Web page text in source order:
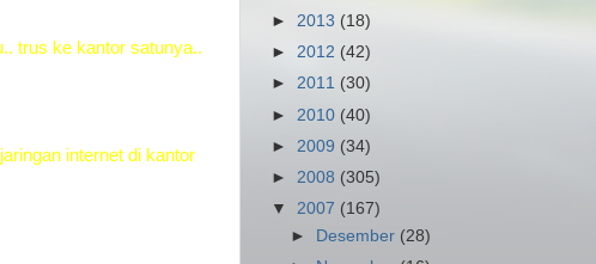
trus ke kantor satunya..
internet di kantor
► 2013 (18)
► 2012 (42)
► 2011 (30)
► 2010 (40)
► 2009 (34)
► 2008 (305)
▼ 2007 (167)
► Desember (28)